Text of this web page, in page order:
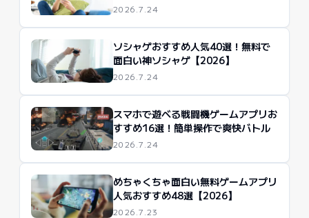
2026.7.24
ソシャゲおすすめ人気40選！無料で
面白い神ソシャゲ【2026】
2026.7.24
スマホで遊べる戦闘機ゲームアプリお
すすめ16選！簡単操作で爽快バトル
2026.7.24
めちゃくちゃ面白い無料ゲームアプリ
人気おすすめ48選【2026】
2026.7.23